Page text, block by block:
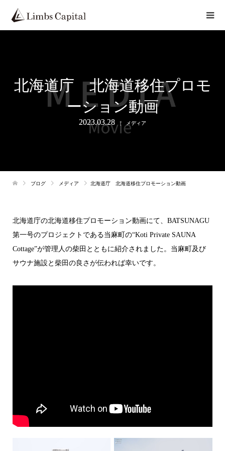
北海道庁 北海道移住プロモ
ーション動画
2023.03.28 メディア
ブログ メディア 北海道庁 北海道移住プロモーション動画
北海道庁の北海道移住プロモーション動画にて、BATSUNAGU
第一号のプロジェクトである当麻町の“Koti Private SAUNA
Cottage”が管理人の柴田とともに紹介されました。当麻町及び
サウナ施設と柴田の良さが伝われば幸いです。